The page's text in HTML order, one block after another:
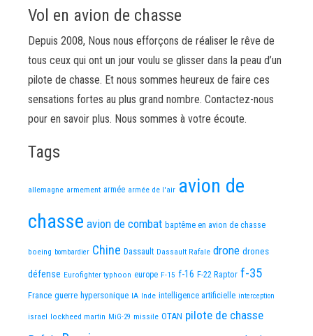
Vol en avion de chasse
Depuis 2008, Nous nous efforçons de réaliser le rêve de
tous ceux qui ont un jour voulu se glisser dans la peau d’un
pilote de chasse. Et nous sommes heureux de faire ces
sensations fortes au plus grand nombre. Contactez-nous
pour en savoir plus. Nous sommes à votre écoute.
Tags
allemagne armement armée armée de l'air avion de
chasse avion de combat baptême en avion de chasse
boeing bombardier Chine Dassault Dassault Rafale drone drones
défense Eurofighter typhoon europe F-15 f-16 F-22 Raptor f-35
France guerre hypersonique IA Inde intelligence artificielle interception
israel lockheed martin MiG-29 missile OTAN pilote de chasse